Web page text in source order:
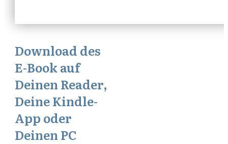
Download des
E-Book auf
Deinen Reader,
Deine Kindle-
App oder
Deinen PC